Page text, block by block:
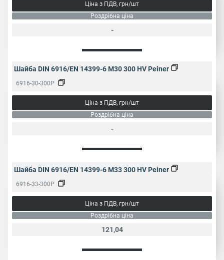
Ціна з ПДВ, грн/шт
Роздрібна ціна
-
Шайба DIN 6916/EN 14399-6 M30 300 HV Peiner
6916-30-300P
Ціна з ПДВ, грн/шт
Роздрібна ціна
-
Шайба DIN 6916/EN 14399-6 M33 300 HV Peiner
6916-33-300P
Ціна з ПДВ, грн/шт
Роздрібна ціна
121,04